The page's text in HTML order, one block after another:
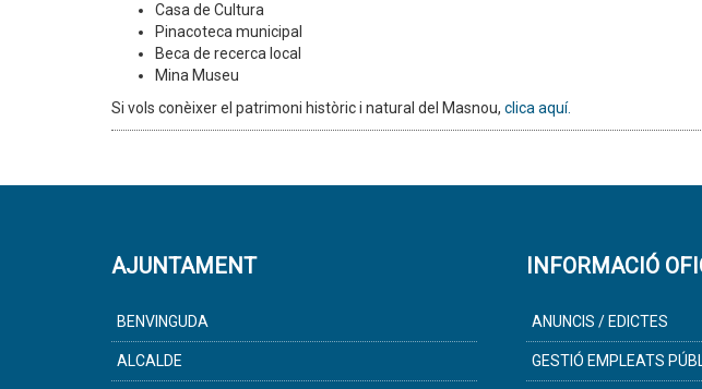
Casa de Cultura
Pinacoteca municipal
Beca de recerca local
Mina Museu
Si vols conèixer el patrimoni històric i natural del Masnou, clica aquí.
AJUNTAMENT
BENVINGUDA
ALCALDE
INFORMACIÓ
ANUNCIS / EDICTES
GESTIÓ EMPLEATS